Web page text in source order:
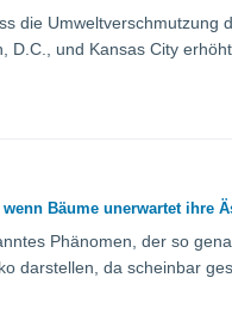
die Umweltverschmutzung
D.C., und Kansas City erhöht.
Bäume unerwartet ihre
Phänomen, der so
darstellen, da scheinbar